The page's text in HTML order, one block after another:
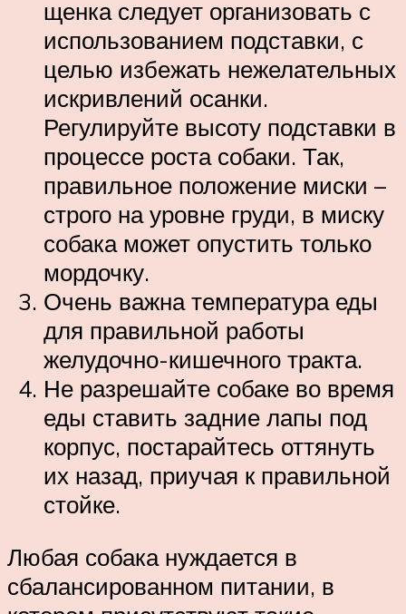
щенка следует организовать с
использованием подставки, с
целью избежать нежелательных
искривлений осанки.
Регулируйте высоту подставки в
процессе роста собаки. Так,
правильное положение миски –
строго на уровне груди, в миску
собака может опустить только
мордочку.
Очень важна температура еды
для правильной работы
желудочно-кишечного тракта.
Не разрешайте собаке во время
еды ставить задние лапы под
корпус, постарайтесь оттянуть
их назад, приучая к правильной
стойке.
Любая собака нуждается в
сбалансированном питании, в